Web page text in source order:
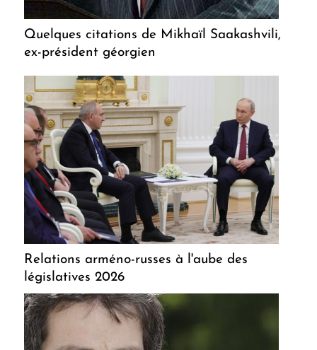
Quelques citations de Mikhaïl Saakashvili,
ex-président géorgien
Relations arméno-russes à l'aube des
législatives 2026